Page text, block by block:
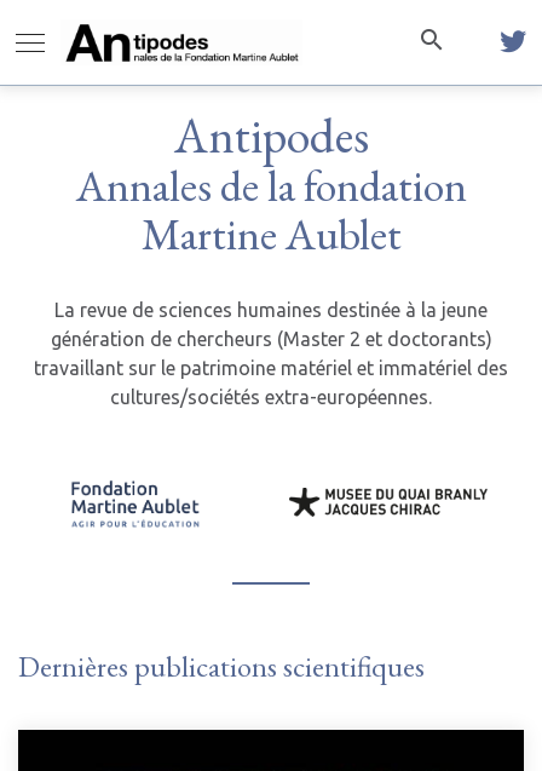
Antipodes
Annales de la fondation
Martine Aublet
La revue de sciences humaines destinée à la jeune
génération de chercheurs (Master 2 et doctorants)
travaillant sur le patrimoine matériel et immatériel des
cultures/sociétés extra-européennes.
Dernières publications scientifiques